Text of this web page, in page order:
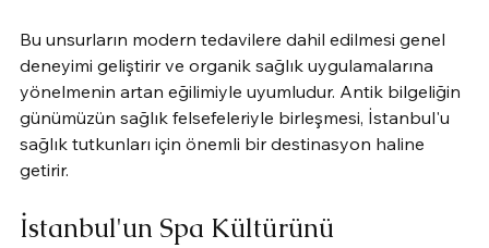
Bu unsurların modern tedavilere dahil edilmesi genel
deneyimi geliştirir ve organik sağlık uygulamalarına
yönelmenin artan eğilimiyle uyumludur. Antik bilgeliğin
günümüzün sağlık felsefeleriyle birleşmesi, İstanbul'u
sağlık tutkunları için önemli bir destinasyon haline
getirir.
İstanbul'un Spa Kültürünü